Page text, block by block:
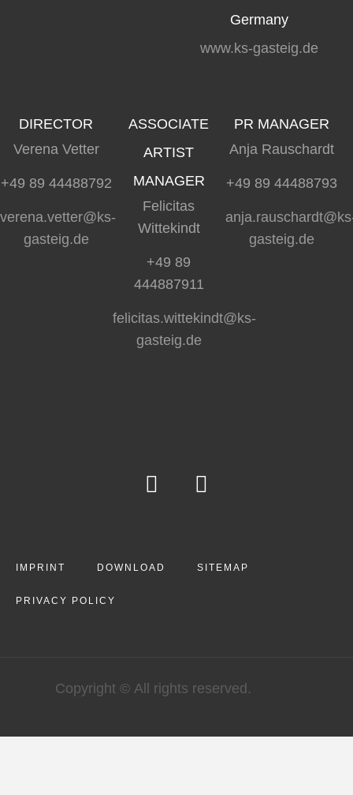
Germany
www.ks-gasteig.de
DIRECTOR
Verena Vetter
+49 89 44488792
verena.vetter@ks-
gasteig.de
ASSOCIATE
ARTIST
MANAGER
Felicitas
Wittekindt
+49 89
444887911
felicitas.wittekindt@ks-
gasteig.de
PR MANAGER
Anja Rauschardt
+49 89 44488793
gasteig.de
IMPRINT DOWNLOAD SITEMAP
PRIVACY POLICY
Copyright © All rights reserved.